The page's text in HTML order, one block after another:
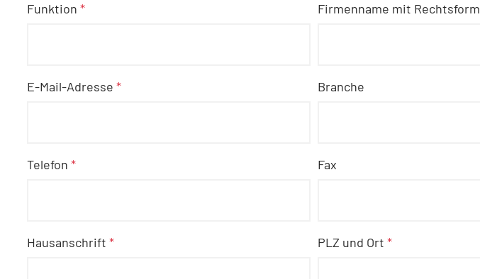
Funktion* Firmenname mit Rechtsform
E-Mail-Adresse* Branche
Telefon* Fax
Hausanschrift* PLZ und Ort *